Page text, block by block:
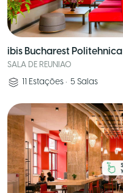
ibis Bucharest Politehnica
SALA DE REUNIAO
11 Estações • 5 Salas